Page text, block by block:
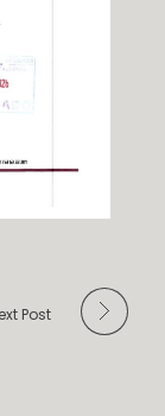
Post